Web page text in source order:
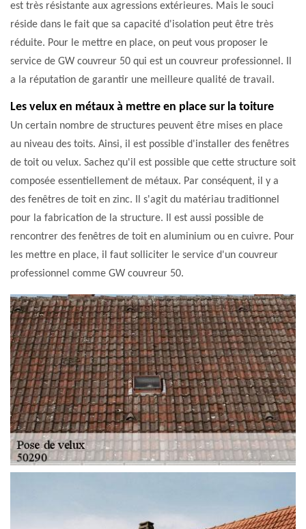
est très résistante aux agressions extérieures. Mais le souci
réside dans le fait que sa capacité d'isolation peut être très
réduite. Pour le mettre en place, on peut vous proposer le
service de GW couvreur 50 qui est un couvreur professionnel. Il
a la réputation de garantir une meilleure qualité de travail.
Les velux en métaux à mettre en place sur la toiture
Un certain nombre de structures peuvent être mises en place
au niveau des toits. Ainsi, il est possible d'installer des fenêtres
de toit ou velux. Sachez qu'il est possible que cette structure soit
composée essentiellement de métaux. Par conséquent, il y a
des fenêtres de toit en zinc. Il s'agit du matériau traditionnel
pour la fabrication de la structure. Il est aussi possible de
rencontrer des fenêtres de toit en aluminium ou en cuivre. Pour
les mettre en place, il faut solliciter le service d'un couvreur
professionnel comme GW couvreur 50.